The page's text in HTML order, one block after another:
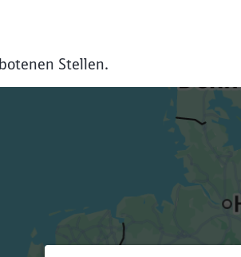
Stellen.